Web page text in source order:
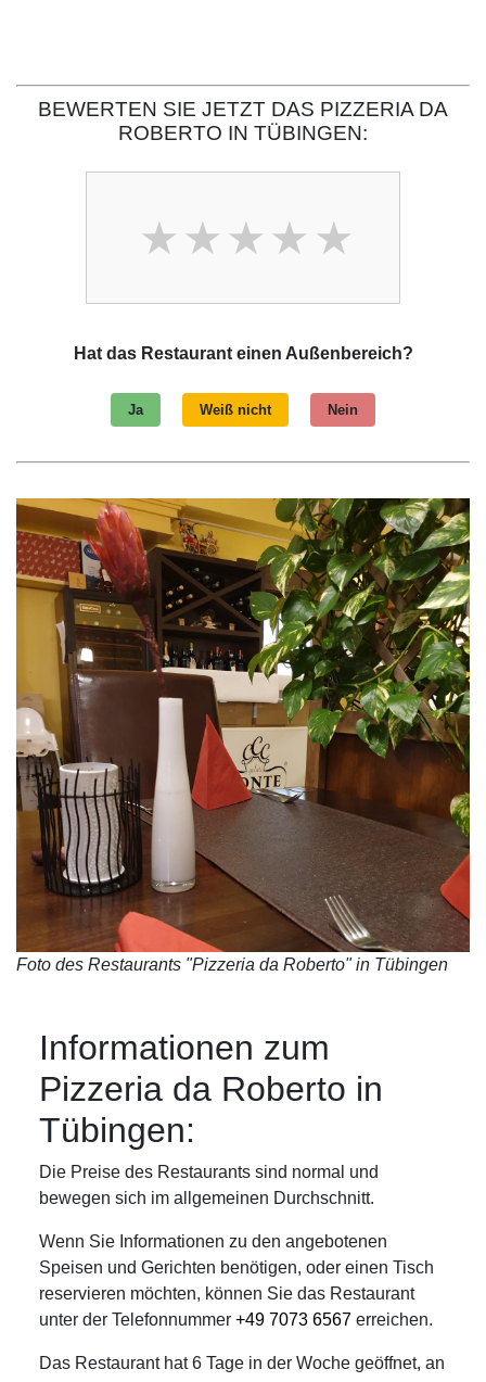
BEWERTEN SIE JETZT DAS PIZZERIA DA
ROBERTO IN TÜBINGEN:
Hat das Restaurant einen Außenbereich?
Ja Weiß nicht Nein
Foto des Restaurants "Pizzeria da Roberto" in Tübingen
Informationen zum
Pizzeria da Roberto in
Tübingen:
Die Preise des Restaurants sind normal und
bewegen sich im allgemeinen Durchschnitt.
Wenn Sie Informationen zu den angebotenen
Speisen und Gerichten benötigen, oder einen Tisch
reservieren möchten, können Sie das Restaurant
unter der Telefonnummer +49 7073 6567erreichen.
Das Restaurant hat 6 Tage in der Woche geöffnet, an